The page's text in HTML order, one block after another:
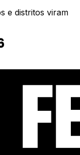
e distritos viram